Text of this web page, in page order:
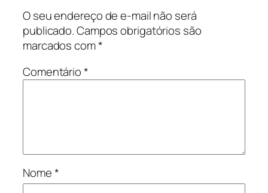
O seu endereço de e-mail não será
publicado.Campos obrigatórios são
marcados com*
Comentário*
Nome*